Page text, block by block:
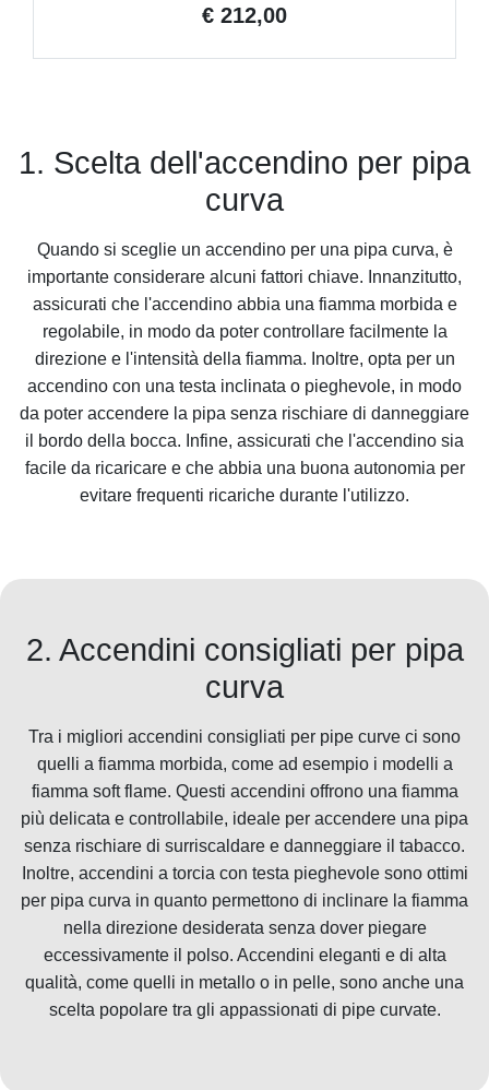
€ 212,00
1. Scelta dell'accendino per pipa
curva
Quando si sceglie un accendino per una pipa curva, è
importante considerare alcuni fattori chiave. Innanzitutto,
assicurati che l'accendino abbia una fiamma morbida e
regolabile, in modo da poter controllare facilmente la
direzione e l'intensità della fiamma. Inoltre, opta per un
accendino con una testa inclinata o pieghevole, in modo
da poter accendere la pipa senza rischiare di danneggiare
il bordo della bocca. Infine, assicurati che l'accendino sia
facile da ricaricare e che abbia una buona autonomia per
evitare frequenti ricariche durante l'utilizzo.
2. Accendini consigliati per pipa
curva
Tra i migliori accendini consigliati per pipe curve ci sono
quelli a fiamma morbida, come ad esempio i modelli a
fiamma soft flame. Questi accendini offrono una fiamma
più delicata e controllabile, ideale per accendere una pipa
senza rischiare di surriscaldare e danneggiare il tabacco.
Inoltre, accendini a torcia con testa pieghevole sono ottimi
per pipa curva in quanto permettono di inclinare la fiamma
nella direzione desiderata senza dover piegare
eccessivamente il polso. Accendini eleganti e di alta
qualità, come quelli in metallo o in pelle, sono anche una
scelta popolare tra gli appassionati di pipe curvate.